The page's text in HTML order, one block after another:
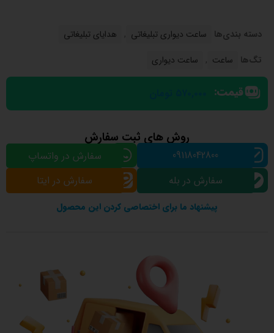
دسته بندی‌ها ساعت دیواری تبلیغاتی ,
هدایای تبلیغاتی
تگ‌ها
ساعت , ساعت دیواری
قیمت:
پیشنهاد ما برای اختصاصی کردن این محصول
روش های ثبت سفارش
09118042800
سفارش در واتساپ
سفارش در بله
سفارش در ایتا